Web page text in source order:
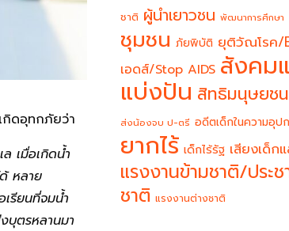
กิดอุทกภัยว่า
เมื่อเกิดน้ำ
หลาย
รียนที่จมน้ำ
บุตรหลานมา
ชาติ ผู้นำเยาวชน พัฒนาการศึกษา
ชุมชน ภัยพิบัติ ยุติวัณโรค/
เอดส์/Stop AIDS สังคม
แบ่งปัน สิทธิมนุษยชน
ส่งน้องจบ ป-ตรี อดีตเด็กในความอุปก
ยากไร้ เด็กไร้รัฐ เสียงเด็ก
แรงงานข้ามชาติ/ประช
ชาติ แรงงานต่างชาติ